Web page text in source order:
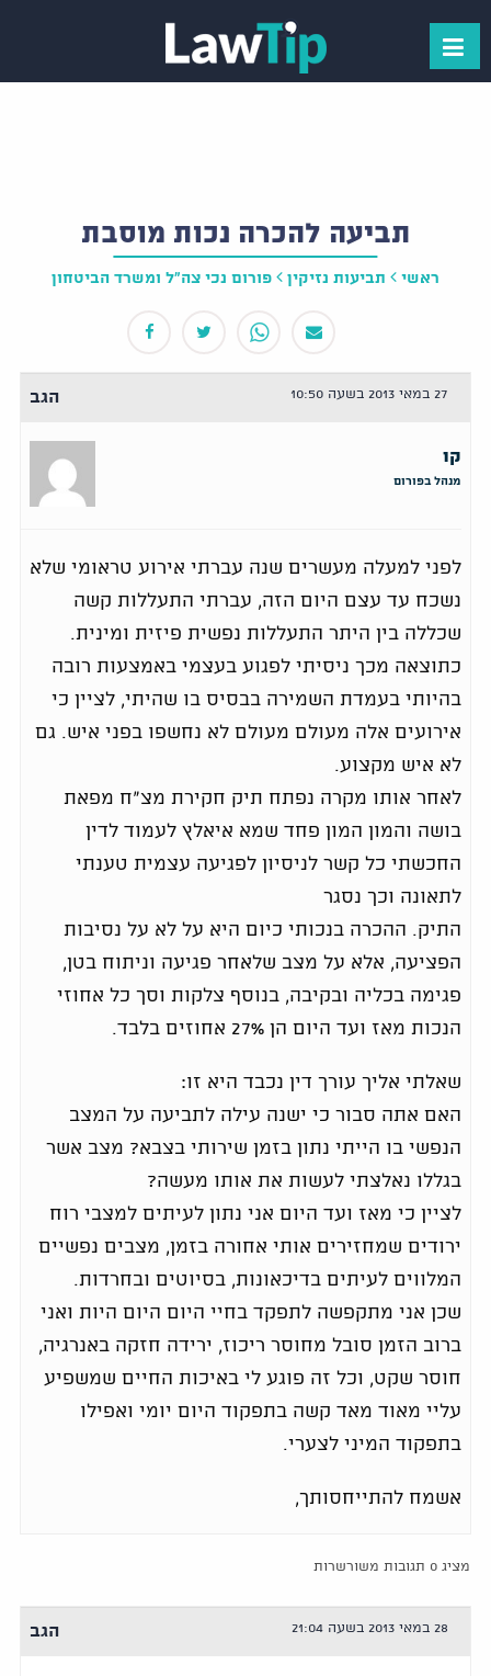
תביעה להכרה נכות מוסבת
ראשי תביעות נזיקין פורום נכי צה"ל ומשרד הביטחון
27 במאי 2013 בשעה 10:50 הגב
קו
מנהל בפורום
לפני למעלה מעשרים שנה עברתי אירוע טראומי שלא
נשכח עד עצם היום הזה, עברתי התעללות קשה
שכללה בין היתר התעללות נפשית פיזית ומינית.
כתוצאה מכך ניסיתי לפגוע בעצמי באמצעות רובה
בהיותי בעמדת השמירה בבסיס בו שהיתי, לציין כי
אירועים אלה מעולם מעולם לא נחשפו בפני איש. גם
לא איש מקצוע.
לאחר אותו מקרה נפתח תיק חקירת מצ"ח מפאת
בושה והמון המון פחד שמא איאלץ לעמוד לדין
החכשתי כל קשר לניסיון לפגיעה עצמית טענתי
לתאונה וכך נסגר
התיק. ההכרה בנכותי כיום היא על לא על נסיבות
הפציעה, אלא על מצב שלאחר פגיעה וניתוח בטן,
פגימה בכליה ובקיבה, בנוסף צלקות וסך כל אחוזי
הנכות מאז ועד היום הן 27% אחוזים בלבד.
שאלתי אליך עורך דין נכבד היא זו:
האם אתה סבור כי ישנה עילה לתביעה על המצב
הנפשי בו הייתי נתון בזמן שירותי בצבא? מצב אשר
בגללו נאלצתי לעשות את אותו מעשה?
לציין כי מאז ועד היום אני נתון לעיתים למצבי רוח
ירודים שמחזירים אותי אחורה בזמן, מצבים נפשיים
המלווים לעיתים בדיכאונות, בסיוטים ובחרדות.
שכן אני מתקפשה לתפקד בחיי היום היום היות ואני
ברוב הזמן סובל מחוסר ריכוז, ירידה חזקה באנרגיה,
חוסר שקט, וכל זה פוגע לי באיכות החיים שמשפיע
עליי מאוד מאד קשה בתפקוד היום יומי ואפילו
בתפקוד המיני לצערי.
אשמח להתייחסותך,
מציג 0 תגובות משורשרות
28 במאי 2013 בשעה 21:04 הגב